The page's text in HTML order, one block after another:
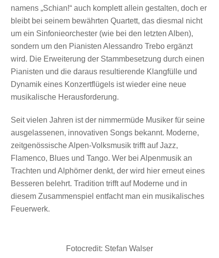
namens „Schian!“ auch komplett allein gestalten, doch er
bleibt bei seinem bewährten Quartett, das diesmal nicht
um ein Sinfonieorchester (wie bei den letzten Alben),
sondern um den Pianisten Alessandro Trebo ergänzt
wird. Die Erweiterung der Stammbesetzung durch einen
Pianisten und die daraus resultierende Klangfülle und
Dynamik eines Konzertflügels ist wieder eine neue
musikalische Herausforderung.
Seit vielen Jahren ist der nimmermüde Musiker für seine
ausgelassenen, innovativen Songs bekannt. Moderne,
zeitgenössische Alpen-Volksmusik trifft auf Jazz,
Flamenco, Blues und Tango. Wer bei Alpenmusik an
Trachten und Alphörner denkt, der wird hier erneut eines
Besseren belehrt. Tradition trifft auf Moderne und in
diesem Zusammenspiel entfacht man ein musikalisches
Feuerwerk.
Fotocredit: Stefan Walser